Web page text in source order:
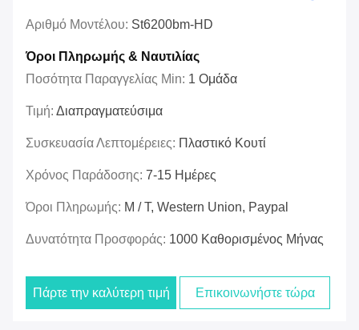
Αριθμό Μοντέλου: St6200bm-HD
Όροι Πληρωμής & Ναυτιλίας
Ποσότητα Παραγγελίας Min: 1 Ομάδα
Τιμή: Διαπραγματεύσιμα
Συσκευασία Λεπτομέρειες: Πλαστικό Κουτί
Χρόνος Παράδοσης: 7-15 Ημέρες
Όροι Πληρωμής: Μ / Τ, Western Union, Paypal
Δυνατότητα Προσφοράς: 1000 Καθορισμένος Μήνας
Πάρτε την καλύτερη τιμή Επικοινωνήστε τώρα